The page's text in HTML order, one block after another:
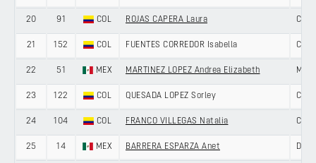
20 91 COL ROJAS CAPERA Laura
21 152 COL FUENTES CORREDOR Isabella
22 51 MEX MARTINEZ LOPEZ Andrea Elizabeth
23 122 COL QUESADA LOPEZ Sorley
24 104 COL FRANCO VILLEGAS Natalia
25 14 MEX BARRERA ESPARZA Anet DNA